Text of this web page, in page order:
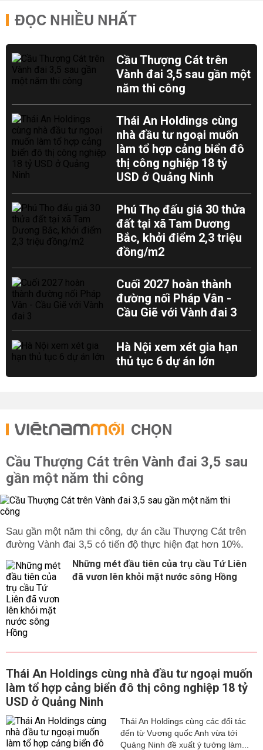
ĐỌC NHIỀU NHẤT
Cầu Thượng Cát trên
Vành đai 3,5 sau gần một
năm thi công
Thái An Holdings cùng
nhà đầu tư ngoại muốn
làm tổ hợp cảng biển đô
thị công nghiệp 18 tỷ
USD ở Quảng Ninh
Phú Thọ đấu giá 30 thửa
đất tại xã Tam Dương
Bắc, khởi điểm 2,3 triệu
đồng/m2
Cuối 2027 hoàn thành
đường nối Pháp Vân -
Cầu Giẽ với Vành đai 3
Hà Nội xem xét gia hạn
thủ tục 6 dự án lớn
CHỌN
Cầu Thượng Cát trên Vành đai 3,5 sau
gần một năm thi công
Sau gần một năm thi công, dự án cầu Thượng Cát trên
đường Vành đai 3,5 có tiến độ thực hiện đạt hơn 10%.
Những mét đầu tiên của trụ cầu Tứ Liên
đã vươn lên khỏi mặt nước sông Hồng
Thái An Holdings cùng nhà đầu tư ngoại muốn
làm tổ hợp cảng biển đô thị công nghiệp 18 tỷ
USD ở Quảng Ninh
Thái An Holdings cùng các đối tác
đến từ Vương quốc Anh vừa tới
Quảng Ninh đề xuất ý tưởng làm...